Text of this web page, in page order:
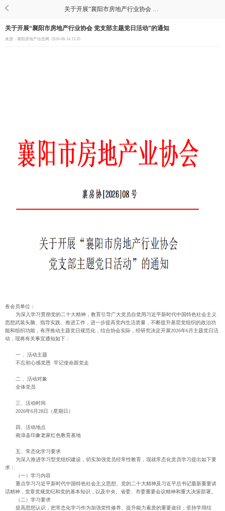
关于开展“襄阳市房地产行业协会 党支部主题党日活动”的通知
关于开展“襄阳市房地产行业协会 党支部主题党日活动”的通知
来源：襄阳房地产信息网 2026-06-24 15:35
各会员单位：
为深入学习贯彻党的二十大精神，教育引导广大党员自觉用习近平新时代中国特色社会主义
思想武装头脑、指导实践、推进工作，进一步提高党内生活质量，不断提升基层党组织的政治功
能和组织功能，有序推动主题党日规范化，结合协会实际，经研究决定开展2026年6月主题党日活
动，现将有关事宜通知如下：
一 、活动主题
不忘初心感党恩 牢记使命跟党走
二 、活动对象
全体党员
三、活动时间
2026年6月28日（星期日）
四、活动地点
南漳县印象老家红色教育基地
五、常态化学习要求
为深入推进学习型党组织建设，切实加强党员经常性教育，现就常态化党员学习提出如下要
求：
（一）学习内容
重点学习习近平新时代中国特色社会主义思想、党的二十大精神及习近平总书记最新重要讲
话精神，党章党规党纪和党的基本知识，以及中央、省委、市委重要会议精神和重大决策部署。
（二）学习要求
提高思想认识，把常态化学习作为加强党性修养、提升能力素质的重要途径；坚持学用结